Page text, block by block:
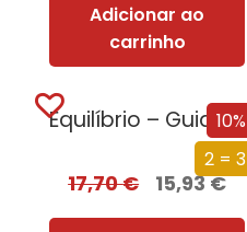
Adicionar ao
carrinho
10%
2 = 3
Equilíbrio – Guia de Receitas para um Intestino mais Saudável
17,70€ 15,93€